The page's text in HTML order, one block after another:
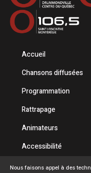
Accueil
Chansons diffusées
Programmation
Rattrapage
Animateurs
Accessibilité
Politique de
Nous faisons appel à des